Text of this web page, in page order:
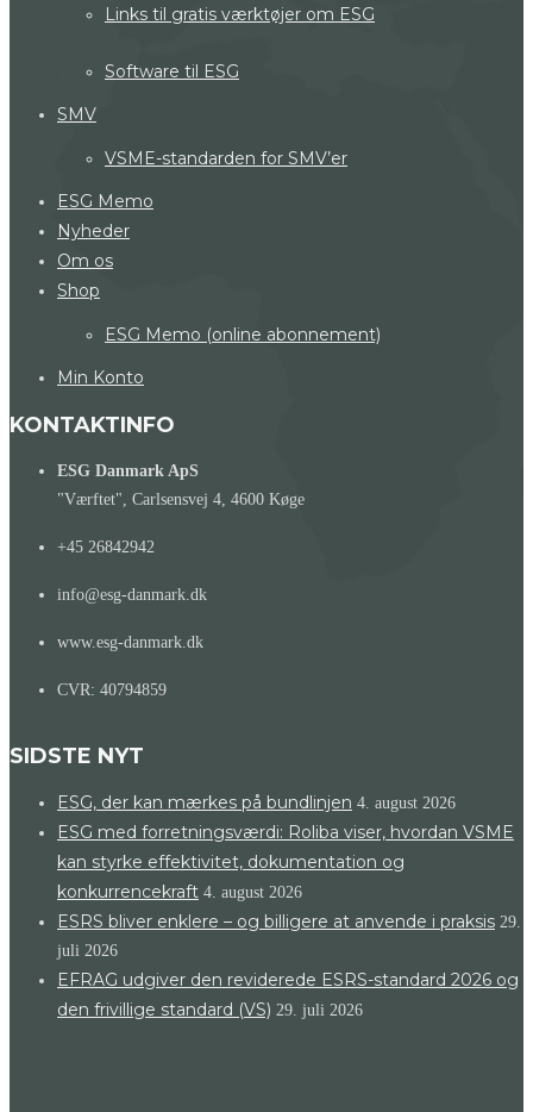
Links til gratis værktøjer om ESG
Software til ESG
SMV
VSME-standarden for SMV’er
ESG Memo
Nyheder
Om os
Shop
ESG Memo (online abonnement)
Min Konto
KONTAKTINFO
ESG Danmark ApS
"Værftet", Carlsensvej 4, 4600 Køge
+45 26842942
info@esg-danmark.dk
www.esg-danmark.dk
CVR: 40794859
SIDSTE NYT
ESG, der kan mærkes på bundlinjen 4. august 2026
ESG med forretningsværdi: Roliba viser, hvordan VSME
kan styrke effektivitet, dokumentation og
konkurrencekraft 4. august 2026
ESRS bliver enklere – og billigere at anvende i praksis 29.
juli 2026
EFRAG udgiver den reviderede ESRS-standard 2026 og
den frivillige standard (VS) 29. juli 2026